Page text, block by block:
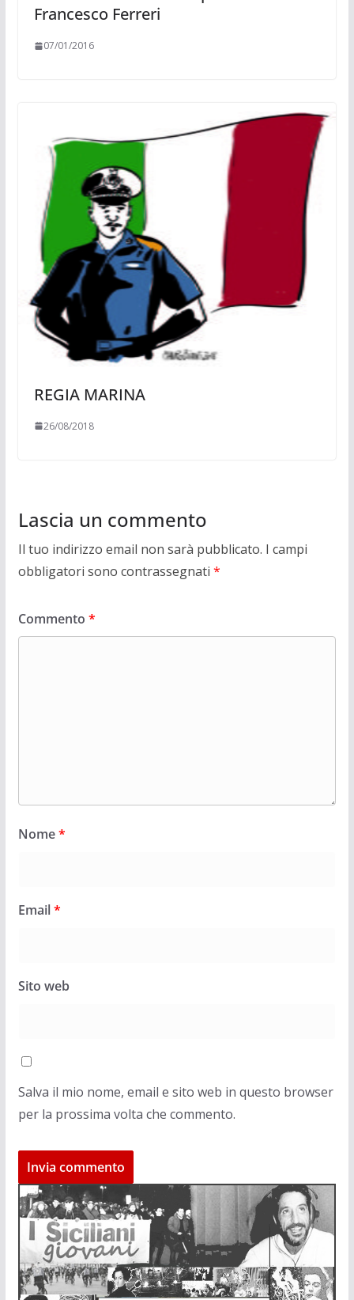
Francesco Ferreri
07/01/2016
REGIA MARINA
26/08/2018
Lascia un commento
Il tuo indirizzo email non sarà pubblicato. I campi
obbligatori sono contrassegnati *
Commento *
Nome*
Email*
Sito web
Salva il mio nome, email e sito web in questo browser
per la prossima volta che commento.